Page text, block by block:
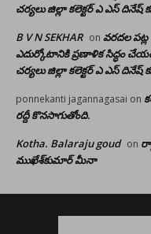
చర్యలు జిల్లా కలెక్టర్ ఎ ఎస్ దినేష్
B V N SEKHAR on వరదల
ఎదుర్కోటానికి ప్రణాళిక సిద్ధం
చర్యలు జిల్లా కలెక్టర్ ఎ ఎస్ దినేష్
ponnekanti jagannagasai on
రద్దీ కొనసాగుతోంది.
Kotha. Balaraju goud on
ముఖేశ్‌కుమార్‌ మీనా